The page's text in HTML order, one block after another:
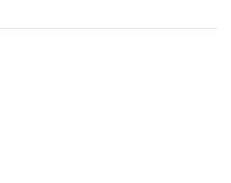
ออกของการประชุม
เปล่า
หรือร่วง
รรค